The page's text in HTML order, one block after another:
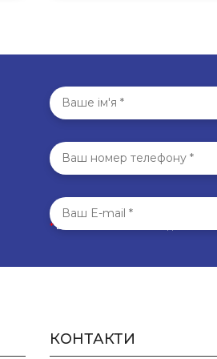
*Всі поля обов’язкові для
КОНТАКТИ